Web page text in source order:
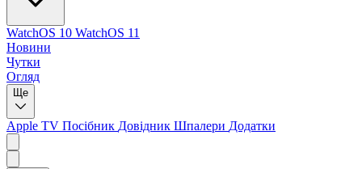
WatchOS 10 WatchOS 11
Новини
Чутки
Огляд
Ще
Apple TV Посібник Довідник Шпалери Додатки